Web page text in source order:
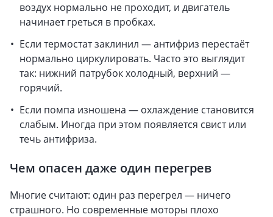
воздух нормально не проходит, и двигатель
начинает греться в пробках.
Если термостат заклинил — антифриз перестаёт
нормально циркулировать. Часто это выглядит
так: нижний патрубок холодный, верхний —
горячий.
Если помпа изношена — охлаждение становится
слабым. Иногда при этом появляется свист или
течь антифриза.
Чем опасен даже один перегрев
Многие считают: один раз перегрел — ничего
страшного. Но современные моторы плохо